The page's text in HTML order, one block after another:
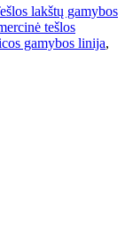
lakštų gamybos
tešlos
gamybos linija,